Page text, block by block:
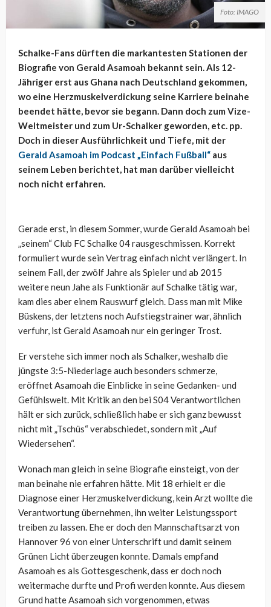
Foto: IMAGO
Schalke-Fans dürften die markantesten Stationen der
Biografie von Gerald Asamoah bekannt sein. Als 12-
Jähriger erst aus Ghana nach Deutschland gekommen,
wo eine Herzmuskelverdickung seine Karriere beinahe
beendet hätte, bevor sie begann. Dann doch zum Vize-
Weltmeister und zum Ur-Schalker geworden, etc. pp.
Doch in dieser Ausführlichkeit und Tiefe, mit der
Gerald Asamoah im Podcast „Einfach Fußball“ aus
seinem Leben berichtet, hat man darüber vielleicht
noch nicht erfahren.
Gerade erst, in diesem Sommer, wurde Gerald Asamoah bei
„seinem“ Club FC Schalke 04 rausgeschmissen. Korrekt
formuliert wurde sein Vertrag einfach nicht verlängert. In
seinem Fall, der zwölf Jahre als Spieler und ab 2015
weitere neun Jahe als Funktionär auf Schalke tätig war,
kam dies aber einem Rauswurf gleich. Dass man mit Mike
Büskens, der letztens noch Aufstiegstrainer war, ähnlich
verfuhr, ist Gerald Asamoah nur ein geringer Trost.
Er verstehe sich immer noch als Schalker, weshalb die
jüngste 3:5-Niederlage auch besonders schmerze,
eröffnet Asamoah die Einblicke in seine Gedanken- und
Gefühlswelt. Mit Kritik an den bei S04 Verantwortlichen
hält er sich zurück, schließlich habe er sich ganz bewusst
nicht mit „Tschüs“ verabschiedet, sondern mit „Auf
Wiedersehen“.
Wonach man gleich in seine Biografie einsteigt, von der
man beinahe nie erfahren hätte. Mit 18 erhielt er die
Diagnose einer Herzmuskelverdickung, kein Arzt wollte die
Verantwortung übernehmen, ihn weiter Leistungssport
treiben zu lassen. Ehe er doch den Mannschaftsarzt von
Hannover 96 von einer Unterschrift und damit seinem
Grünen Licht überzeugen konnte. Damals empfand
Asamoah es als Gottesgeschenk, dass er doch noch
weitermache durfte und Profi werden konnte. Aus diesem
Grund hatte Asamoah sich vorgenommen, etwas